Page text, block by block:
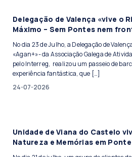
Delegação de Valença «vive o
Máximo – Sem Pontes nem
No dia 23 de Julho, a Delegação de
«Agan+»- da Associação Galega de
pelo Interreg, realizou um passeio de
experiência fantástica, que […]
24-07-2026
Unidade de Viana do Castelo
Natureza e Memórias em Ponte